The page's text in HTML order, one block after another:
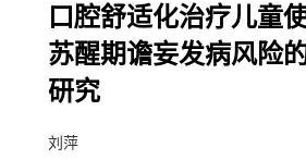
口腔舒适化治疗儿童
苏醒期谵妄发病风险
研究
刘萍